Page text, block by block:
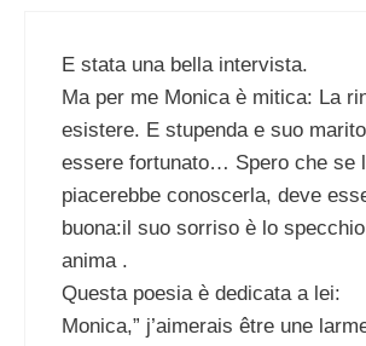
E stata una bella intervista.
Ma per me Monica è mitica: La
esistere. E stupenda e suo
essere fortunato… Spero che se
piacerebbe conoscerla, deve
buona:il suo sorriso è lo
anima .
Questa poesia è dedicata a lei:
Monica,” j’aimerais être une